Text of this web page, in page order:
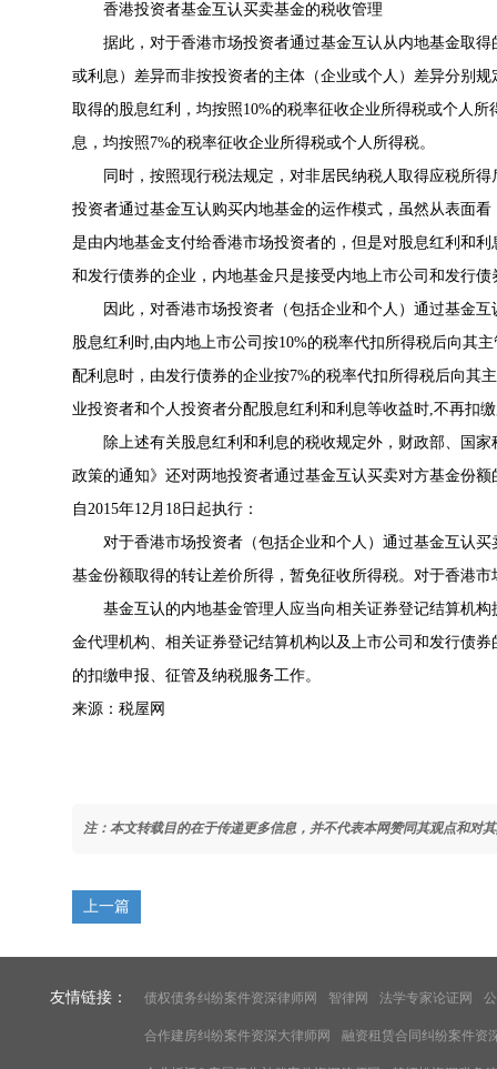
香港投资者基金互认买卖基金的税收管理
据此，对于香港市场投资者通过基金互认从内地基金取
或利息）差异而非按投资者的主体（企业或个人）差异分别
取得的股息红利，均按照10%的税率征收企业所得税或个人
息，均按照7%的税率征收企业所得税或个人所得税。
同时，按照现行税法规定，对非居民纳税人取得应税所
投资者通过基金互认购买内地基金的运作模式，虽然从表面
是由内地基金支付给香港市场投资者的，但是对股息红利和
和发行债券的企业，内地基金只是接受内地上市公司和发行
因此，对香港市场投资者（包括企业和个人）通过基金
股息红利时,由内地上市公司按10%的税率代扣所得税后向其
配利息时，由发行债券的企业按7%的税率代扣所得税后向其
业投资者和个人投资者分配股息红利和利息等收益时,不再扣
除上述有关股息红利和利息的税收规定外，财政部、国
政策的通知》还对两地投资者通过基金互认买卖对方基金份
自2015年12月18日起执行：
对于香港市场投资者（包括企业和个人）通过基金互认
基金份额取得的转让差价所得，暂免征收所得税。对于香港
基金互认的内地基金管理人应当向相关证券登记结算机
金代理机构、相关证券登记结算机构以及上市公司和发行债
的扣缴申报、征管及纳税服务工作。
来源：税屋网
注：本文转载目的在于传递更多信息，并不代表本网赞同其观点和对
上一篇
友情链接： 债权债务纠纷案件资深律师网 智律网 法学专家论证网
合作建房纠纷案件资深大律师网 融资租赁合同纠纷案件资